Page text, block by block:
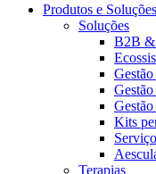
Produtos e Soluções
Soluções
B2B &
Kits
Terapias